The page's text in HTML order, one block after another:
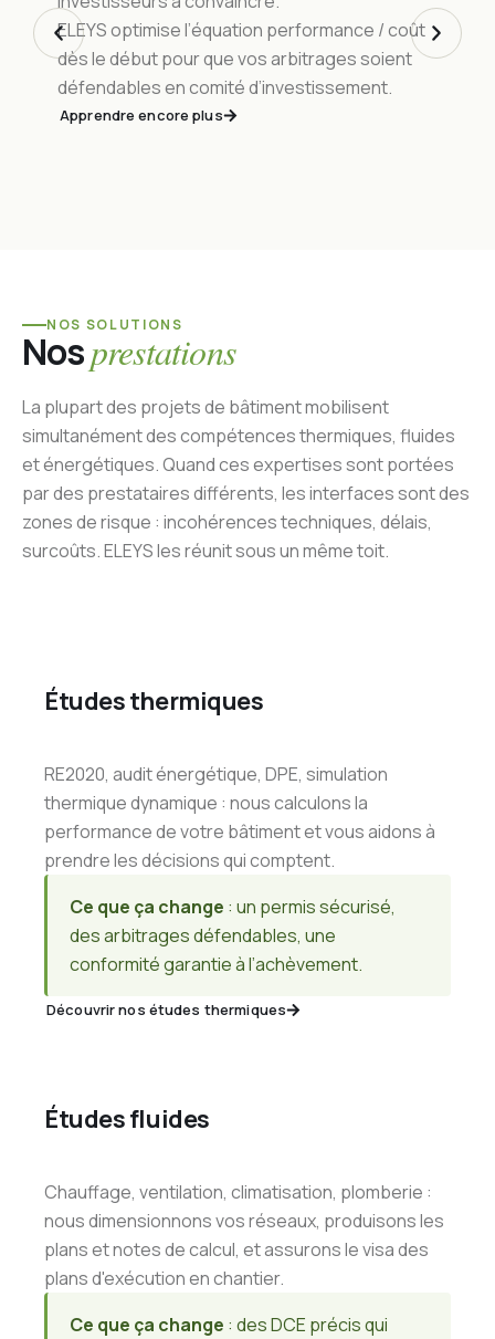
ELEYS optimise l’équation performance / coût
dès le début pour que vos arbitrages soient
défendables en comité d’investissement.
Apprendre encore plus
NOS SOLUTIONS
Nosprestations
La plupart des projets de bâtiment mobilisent
simultanément des compétences thermiques, fluides
et énergétiques. Quand ces expertises sont portées
par des prestataires différents, les interfaces sont des
zones de risque : incohérences techniques, délais,
surcoûts. ELEYS les réunit sous un même toit.
Études thermiques
RE2020, audit énergétique, DPE, simulation
thermique dynamique : nous calculons la
performance de votre bâtiment et vous aidons à
prendre les décisions qui comptent.
Ce que ça change : un permis sécurisé,
des arbitrages défendables, une
conformité garantie à l’achèvement.
Découvrir nos études thermiques
Études fluides
Chauffage, ventilation, climatisation, plomberie :
nous dimensionnons vos réseaux, produisons les
plans et notes de calcul, et assurons le visa des
plans d'exécution en chantier.
Ce que ça change : des DCE précis qui